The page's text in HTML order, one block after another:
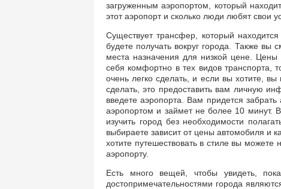
загруженным аэропортом, который
этот аэропорт и сколько люди любят свои
Существует трансфер, который
будете получать вокруг города. Также вы
места назначения для низкой цене. Цены
себя комфортно в тех видов транспорта,
очень легко сделать, и если вы хотите,
сделать, это предоставить вам личную
введете аэропорта. Вам придется
аэропортом и займет не более 10 минут.
изучить город без необходимости
выбираете зависит от цены автомобиля и
хотите путешествовать в стиле вы
аэропорту.
Есть много вещей, чтобы увидеть,
достопримечательностями города